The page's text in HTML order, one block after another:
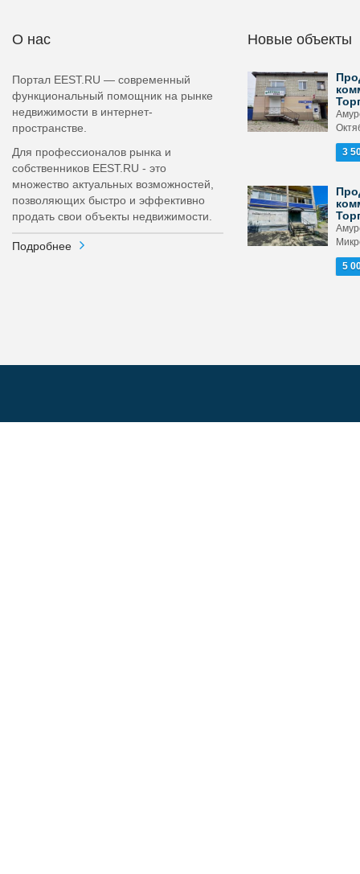
О нас
Портал EEST.RU — современный
функциональный помощник на рынке
недвижимости в интернет-
пространстве.
Для профессионалов рынка и
собственников EEST.RU - это
множество актуальных возможностей,
позволяющих быстро и эффективно
продать свои объекты недвижимости.
Подробнее
Новые объекты
3
5